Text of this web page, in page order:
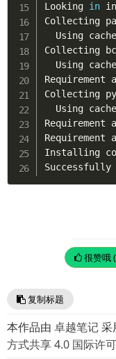
Looking in
Collecting
Using
Collecting
Using
Collecting
Using
Installing
很赞哦
复制标题
本作品由 卓越笔记采
方式共享 4.0 国际许